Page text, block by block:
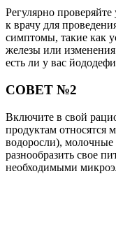
Регулярно
к врачу для
симптомы, такие как
железы или
есть ли у вас
СОВЕТ №2
Включите в свой
продуктам относятся
водоросли), молочные
разнообразить свое
необходимыми